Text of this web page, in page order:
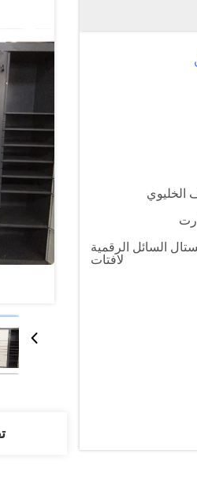
الخليوي
السائل الرقمية
لافتات